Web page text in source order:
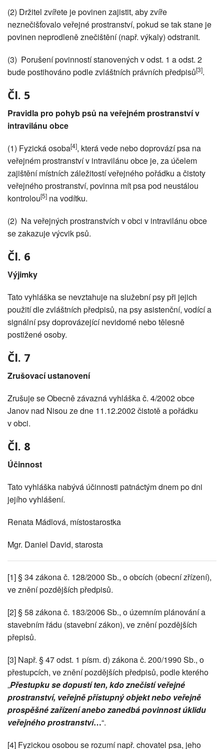
(2) Držitel zvířete je povinen zajistit, aby zvíře
neznečišťovalo veřejné prostranství, pokud se tak stane je
povinen neprodleně znečištění (např. výkaly) odstranit.
(3) Porušení povinností stanovených v odst. 1 a odst. 2
bude postihováno podle zvláštních právních předpisů[3].
Čl. 5
Pravidla pro pohyb psů na veřejném prostranství v
intravilánu obce
(1) Fyzická osoba[4], která vede nebo doprovází psa na
veřejném prostranství v intravilánu obce je, za účelem
zajištění místních záležitostí veřejného pořádku a čistoty
veřejného prostranství, povinna mít psa pod neustálou
kontrolou[5] na vodítku.
(2) Na veřejných prostranstvích v obci v intravilánu obce
se zakazuje výcvik psů.
Čl. 6
Výjimky
Tato vyhláška se nevztahuje na služební psy při jejich
použití dle zvláštních předpisů, na psy asistenční, vodící a
signální psy doprovázející nevidomé nebo tělesně
postižené osoby.
Čl. 7
Zrušovací ustanovení
Zrušuje se Obecně závazná vyhláška č. 4/2002 obce
Janov nad Nisou ze dne 11.12.2002 čistotě a pořádku
v obci.
Čl. 8
Účinnost
Tato vyhláška nabývá účinnosti patnáctým dnem po dni
jejího vyhlášení.
Renata Mádlová, místostarostka
Mgr. Daniel David, starosta
[1] § 34 zákona č. 128/2000 Sb., o obcích (obecní zřízení),
ve znění pozdějších předpisů.
[2] § 58 zákona č. 183/2006 Sb., o územním plánování a
stavebním řádu (stavební zákon), ve znění pozdějších
přepisů.
[3] Např. § 47 odst. 1 písm. d) zákona č. 200/1990 Sb., o
přestupcích, ve znění pozdějších předpisů, podle kterého
„Přestupku se dopustí ten, kdo znečistí veřejné
prostranství, veřejně přístupný objekt nebo veřejně
prospěšné zařízení anebo zanedbá povinnost úklidu
veřejného prostranství…“.
[4] Fyzickou osobou se rozumí např. chovatel psa, jeho